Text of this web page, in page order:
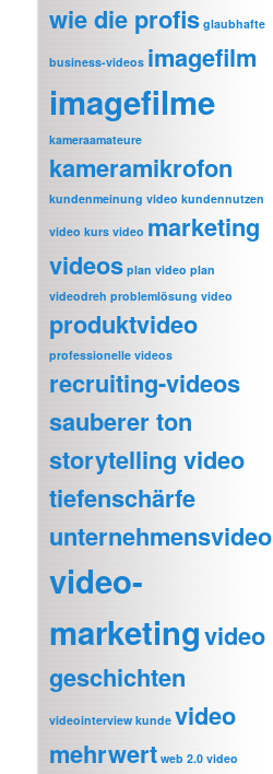
wie die profis glaubhafte
business-videos imagefilm
imagefilme
kameraamateure
kameramikrofon
kundenmeinung video kundennutzen
video kurs video marketing
videos plan video plan
videodreh problemlösung video
produktvideo
professionelle videos
recruiting-videos
sauberer ton
storytelling video
tiefenschärfe
unternehmensvideo
video-
marketingvideo
geschichten
videointerview kunde video
mehrwert web 2.0 video